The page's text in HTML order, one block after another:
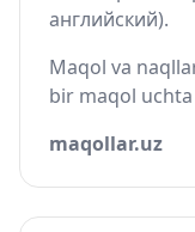
английский).
Maqol va
bir maqol uchta
maqollar.uz